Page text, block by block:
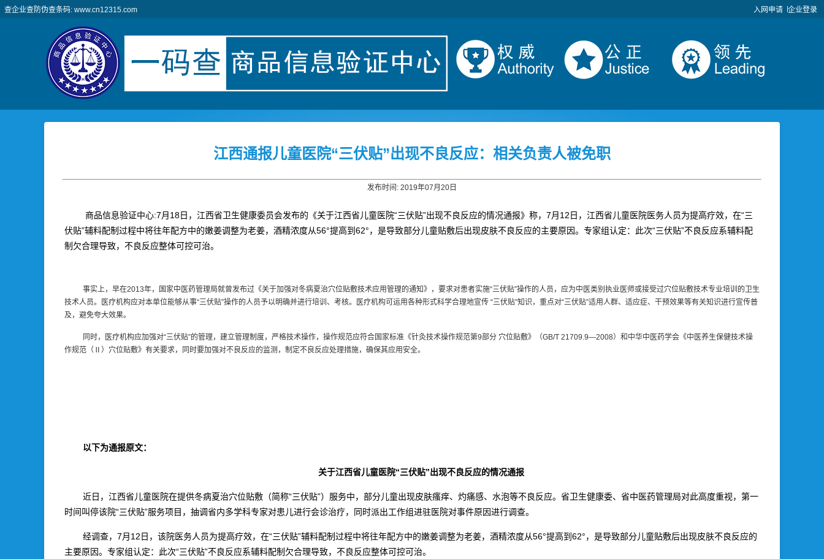
查企业查防伪查条码: www.cn12315.com 入网申请 企业登录
江西通报儿童医院“三伏贴”出现不良反应：相关负责人被免职
发布时间: 2019年07月20日
商品信息验证中心:7月18日，江西省卫生健康委员会发布的《关于江西省儿童医院“三伏贴”出现不良反应的情况通报》称， 7月12日，江西省儿童医院医务人员为提高疗效，在“三
伏贴”辅料配制过程中将往年配方中的嫩姜调整为老姜，酒精浓度从56°提高到62°，是导致部分儿童贴敷后出现皮肤不良反应的主要原因。专家组认定：此次“三伏贴”不良反应系辅料配
制欠合理导致，不良反应整体可控可治。
事实上，早在2013年，国家中医药管理局就曾发布过《关于加强对冬病夏治穴位贴敷技术应用管理的通知》，要求对患者实施“三伏贴”操作的人员，应为中医类别执业医师或接受过穴位贴敷技术专业培训的卫生
技术人员。医疗机构应对本单位能够从事“三伏贴”操作的人员予以明确并进行培训、考核。医疗机构可运用各种形式科学合理地宣传 “三伏贴”知识，重点对“三伏贴”适用人群、适应症、干预效果等有关知识进行宣传普
及，避免夸大效果。
同时，医疗机构应加强对“三伏贴”的管理，建立管理制度，严格技术操作，操作规范应符合国家标准《针灸技术操作规范第9部分 穴位贴敷》（GB/T 21709.9—2008）和中华中医药学会《中医养生保健技术操
作规范（Ⅱ）穴位贴敷》有关要求，同时要加强对不良反应的监测，制定不良反应处理措施，确保其应用安全。
以下为通报原文：
关于江西省儿童医院“三伏贴”出现不良反应的情况通报
近日，江西省儿童医院在提供冬病夏治穴位贴敷（简称“三伏贴”）服务中，部分儿童出现皮肤瘙痒、灼痛感、水泡等不良反应。省卫生健康委、省中医药管理局对此高度重视，第一
时间叫停该院“三伏贴”服务项目，抽调省内多学科专家对患儿进行会诊治疗，同时派出工作组进驻医院对事件原因进行调查。
经调查，7月12日，该院医务人员为提高疗效，在“三伏贴”辅料配制过程中将往年配方中的嫩姜调整为老姜，酒精浓度从56°提高到62°，是导致部分儿童贴敷后出现皮肤不良反应的
主要原因。专家组认定：此次“三伏贴”不良反应系辅料配制欠合理导致，不良反应整体可控可治。